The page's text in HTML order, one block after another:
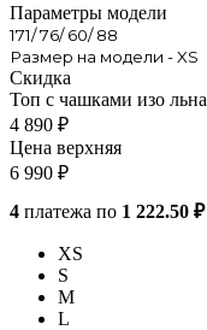
Параметры модели
171/ 76/ 60/ 88
Размер на модели - XS
Скидка
Топ с чашками изо льна
4 890 ₽
Цена верхняя
6 990 ₽
4 платежа по 1 222.50 ₽
XS
S
M
L